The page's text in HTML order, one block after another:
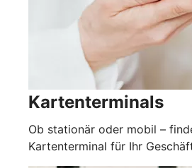
Kartenterminals
Ob stationär oder mobil –
Kartenterminal für Ihr